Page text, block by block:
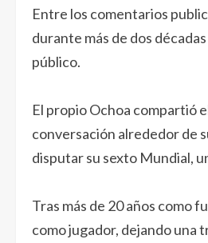
Entre los comentarios
durante más de dos
público.
El propio Ochoa compartió
conversación alrededor de
disputar su sexto Mundial,
Tras más de 20 años como
como jugador, dejando una